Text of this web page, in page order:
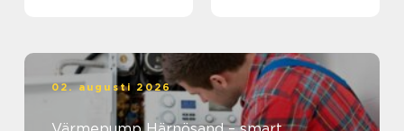
02. augusti 2026